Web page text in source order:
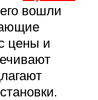
вошли
цены и